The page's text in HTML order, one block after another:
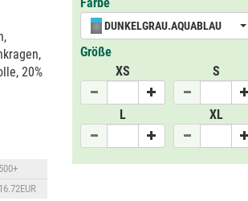
20%
500+
16.72EUR
DUNKELGRAU.AQUABLAU
Größe
XS
S
L XL